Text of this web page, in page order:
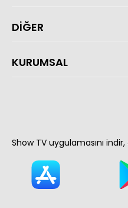
DİĞER
KURUMSAL
Show TV uygulamasını